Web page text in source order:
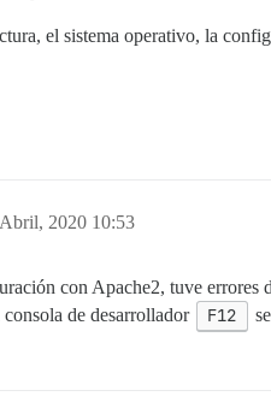
el sistema operativo, la
2020 10:53
con Apache2, tuve errores
de desarrollador
F12